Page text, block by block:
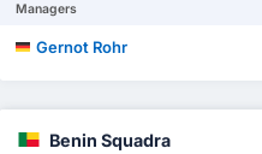
Managers
Gernot Rohr
Benin Squadra